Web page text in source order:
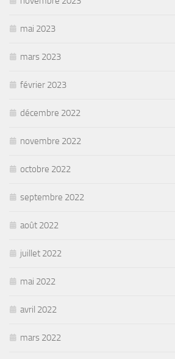
mai 2023
mars 2023
février 2023
décembre 2022
novembre 2022
octobre 2022
septembre 2022
août 2022
juillet 2022
mai 2022
avril 2022
mars 2022